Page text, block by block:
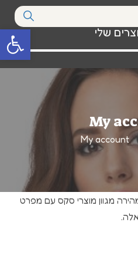
פתח סרגל שלי
My
My account
מגוון מוצרי סקס עם מפרט